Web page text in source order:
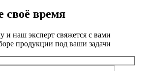
своё время
и наш эксперт свяжется с вами
продукции под ваши задачи